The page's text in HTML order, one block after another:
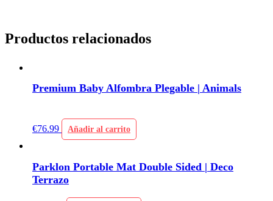
Productos relacionados
Premium Baby Alfombra Plegable | Animals
€76.99 Añadir al carrito
Parklon Portable Mat Double Sided | Deco
Terrazo